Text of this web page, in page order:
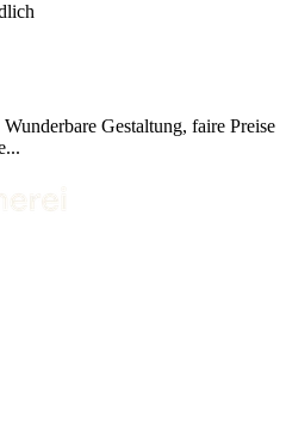
Gestaltung, faire Preise